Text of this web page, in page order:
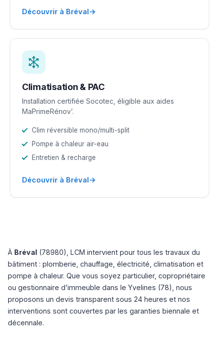
Découvrir à Bréval→
Climatisation & PAC
Installation certifiée Socotec, éligible aux aides
MaPrimeRénov’.
Clim réversible mono/multi-split
Pompe à chaleur air-eau
Entretien & recharge
Découvrir à Bréval→
À Bréval (78980), LCM intervient pour tous les travaux du
bâtiment : plomberie, chauffage, électricité, climatisation et
pompe à chaleur. Que vous soyez particulier, copropriétaire
ou gestionnaire d’immeuble dans le Yvelines (78), nous
proposons un devis transparent sous 24 heures et nos
interventions sont couvertes par les garanties biennale et
décennale.